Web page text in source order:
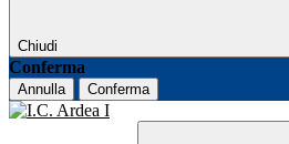
Chiudi
Conferma
Annulla Conferma